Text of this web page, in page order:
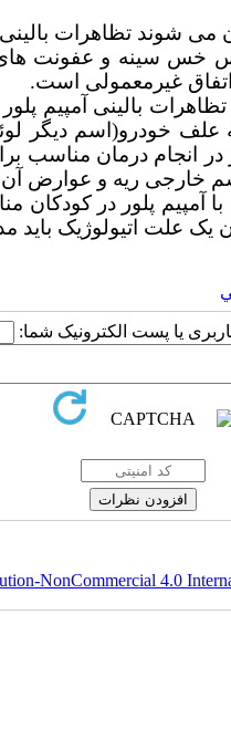
شوند تظاهرات
خس سینه و عفونت
غیرمعمولی است.
بالینی آمپیم
علف خودرو(اسم
انجام درمان مناسب
ریه و عوارض آن
آمپیم پلور در
یک علت اتیولوژیک باید
یا پست الکترونیک شما:
NonCommercial 4.0